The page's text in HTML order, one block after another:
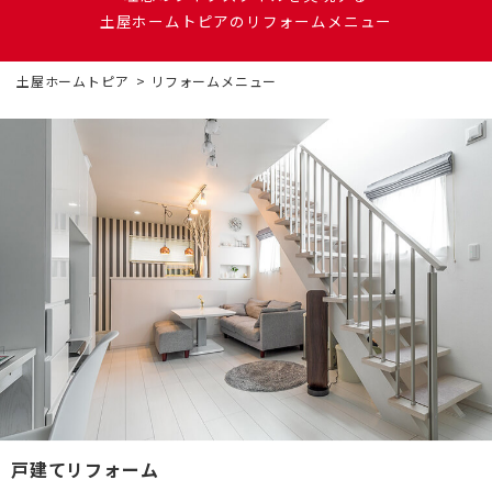
OKUリノベーション
古民家／町家
エクステリアリフォーム
非住宅リノベーション
二世帯住宅リフォーム
バリアフリー
ご高齢者のためのリフォーム
お身体の不自由な方のリフォーム
バリアフリー施工事例
リフォーム補助金
オフィスリフォーム
空き家・空き室の活用
0120-093-033
お見積り・お問合わせ
資料請求
新着情報
会社情報
採用情報
お問合わせ
土屋ホームトピアのリフォームメニュー
土屋ホームトピア リフォームメニュー
戸建てリフォーム